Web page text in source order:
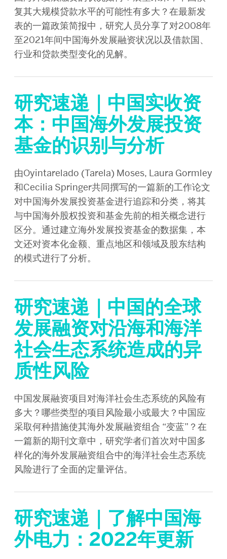
复其大规模贷款水平的可能性有多大？在最新发
表的一篇政策简报中，研究人员分享了对2008年
至2021年间中国海外发展融资状况以及借款国、
行业和贷款类型变化的见解。
研究速递｜中国实收资
本：中国海外发展投资
基金的识别与分析
由Oyintarelado (Tarela) Moses, Laura Gormley
和Cecilia Springer共同撰写的一篇新的工作论文
对中国海外发展投资基金进行追踪和分类，将其
与中国海外股权投资和基金先前的相关概念进行
区分。通过建立海外发展投资基金的数据集，本
文还对资本化金额、重点地区和领域及股东结构
的模式进行了分析。
研究速递｜中国的全球
发展融资对沿海和海洋
社会生态系统造成的异
质性风险
中国发展融资项目对海洋社会生态系统的风险有
多大？哪些类型的项目风险最小或最大？中国应
采取何种措施使其海外发展融资组合 “变蓝”？在
一篇新的期刊文章中，研究学者们首次对中国多
样化的海外发展融资组合中的海洋社会生态系统
风险进行了全面的定量评估。
研究速递｜了解中国海
外电力：2022年更新